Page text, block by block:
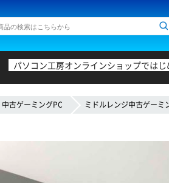
パソコン工房オンラインショップでは
中古ゲーミングPC ミドルレンジ中古ゲーミ